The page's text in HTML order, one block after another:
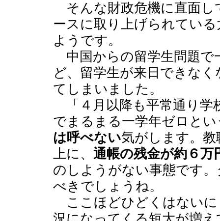
そんな財政危機に直面し
ースに取り上げられている
ようです。
中国からの留学生問題で
ど、留学生が来日できな
てしまいました。
「４月以降も平常通り学
でまるまる一学年ゼロと
は呼べない気がします。
上に、 通帳の残金が約６万
のしようがない事態です
べきでしょうね。
ここほどひどくはないに